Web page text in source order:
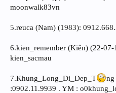
moonwalk83vn
5.reuca (Nam) (1983):
6.kien_remember (Kiên) (22-
kien_sacmau
7.Khung_Long_Di_Dep_T
ng
:0902.11.9939 . YM :